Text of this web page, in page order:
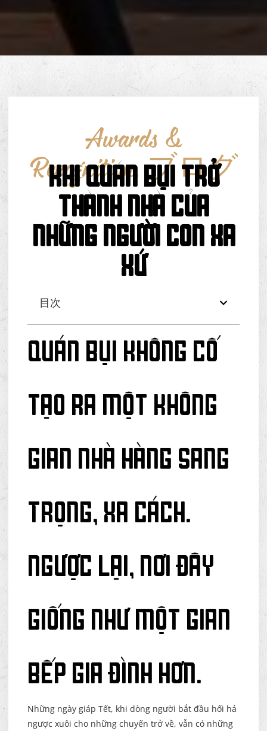
Awards &
Recognition,ブログ
KHI QUÁN BỤI TRỞ
THÀNH NHÀ CỦA
NHỮNG NGƯỜI CON XA
XỨ
目次
Quán Bụi không cố
tạo ra một không
gian nhà hàng sang
trọng, xa cách.
Ngược lại, nơi đây
giống như một gian
bếp gia đình hơn.
Những ngày giáp Tết, khi dòng người bắt đầu hối hả
ngược xuôi cho những chuyến trở về, vẫn có những